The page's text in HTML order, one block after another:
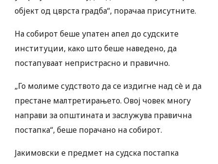
објект од цврста градба“, порачаа присутните.
На собирот беше упатен апел до судските
институции, како што беше наведено, да
постапуваат непристрасно и правично.
„Го молиме судството да се издигне над сè и да
престане малтретирањето. Овој човек многу
направи за општината и заслужува правична
постапка“, беше порачано на собирот.
Јакимовски е предмет на судска постапка